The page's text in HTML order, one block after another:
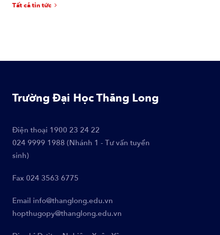
Tất cả tin tức
Trường Đại Học Thăng Long
Điện thoại 1900 23 24 22
024 9999 1988 (Nhánh 1 - Tư vấn tuyển
sinh)
Fax 024 3563 6775
Email info@thanglong.edu.vn
hopthugopy@thanglong.edu.vn